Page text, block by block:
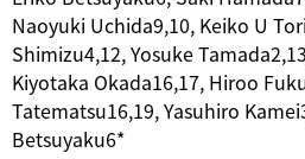
Naoyuki Uchida9,10, Keiko U
Shimizu4,12, Yosuke
Kiyotaka Okada16,17, Hiroo
Tatematsu16,19, Yasuhiro
Betsuyaku6*